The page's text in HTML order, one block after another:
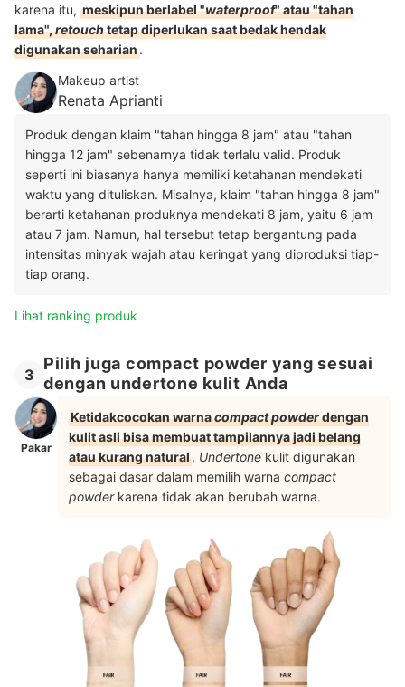
karena itu, meskipun berlabel "waterproof" atau "tahan
lama",retouchtetap diperlukan saat bedak hendak
digunakan seharian.
Makeup artist
Renata Aprianti
Produk dengan klaim "tahan hingga 8 jam" atau "tahan
hingga 12 jam" sebenarnya tidak terlalu valid. Produk
seperti ini biasanya hanya memiliki ketahanan mendekati
waktu yang dituliskan. Misalnya, klaim "tahan hingga 8 jam"
berarti ketahanan produknya mendekati 8 jam, yaitu 6 jam
atau 7 jam. Namun, hal tersebut tetap bergantung pada
intensitas minyak wajah atau keringat yang diproduksi tiap-
tiap orang.
Lihat ranking produk
3
Pilih juga compact powder yang sesuai
dengan undertone kulit Anda
Pakar
Ketidakcocokan warnacompact powderdengan
kulit asli bisa membuat tampilannya jadi belang
atau kurang natural. Undertone kulit digunakan
sebagai dasar dalam memilih warna compact
powderkarena tidak akan berubah warna.